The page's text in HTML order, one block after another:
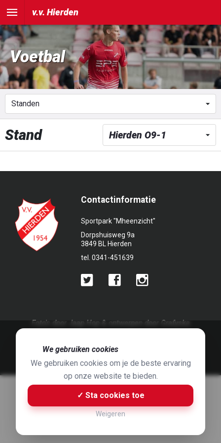
v.v. Hierden
Voetbal
Stand
Contactinformatie
Sportpark "Mheenzicht"
Dorpshuisweg 9a
3849 BL Hierden
tel. 0341-451639
Foto's door Jaap Hop & ontwerpen door
Grafyska
We gebruiken cookies
We gebruiken cookies om je de beste ervaring
op onze website te bieden.
✓ Sta cookies toe
Weigeren